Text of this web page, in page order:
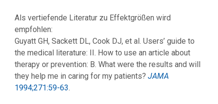
Als vertiefende Literatur zu Effektgrößen wird
empfohlen:
Guyatt GH, Sackett DL, Cook DJ, et al. Users’ guide to
the medical literature: II. How to use an article about
therapy or prevention: B. What were the results and will
they help me in caring for my patients? JAMA
1994;271:59-63.